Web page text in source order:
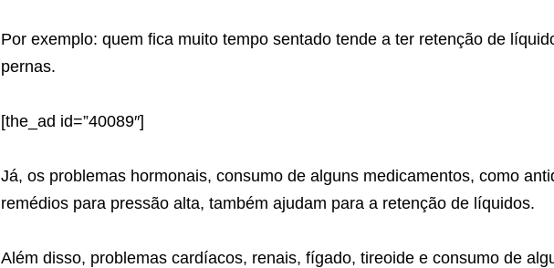
Por exemplo: quem fica muito tempo sentado tende a ter retenção de
pernas.
[the_ad id=”40089″]
Já, os problemas hormonais, consumo de alguns medicamentos, como
remédios para pressão alta, também ajudam para a retenção de líquidos.
Além disso, problemas cardíacos, renais, fígado, tireoide e consumo de